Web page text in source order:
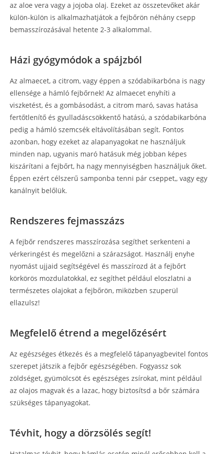
az aloe vera vagy a jojoba olaj. Ezeket az összetevőket akár
külön-külön is alkalmazhatjátok a fejbőrön néhány csepp
bemasszírozásával hetente 2-3 alkalommal.
Házi gyógymódok a spájzból
Az almaecet, a citrom, vagy éppen a szódabikarbóna is nagy
ellensége a hámló fejbőrnek! Az almaecet enyhíti a
viszketést, és a gombásodást, a citrom maró, savas hatása
fertőtlenítő és gyulladáscsökkentő hatású, a szódabikarbóna
pedig a hámló szemcsék eltávolításában segít. Fontos
azonban, hogy ezeket az alapanyagokat ne használjuk
minden nap, ugyanis maró hatásuk még jobban képes
kiszárítani a fejbőrt, ha nagy mennyiségben használjuk őket.
Éppen ezért célszerű samponba tenni pár cseppet,, vagy egy
kanálnyit belőlük.
Rendszeres fejmasszázs
A fejbőr rendszeres masszírozása segíthet serkenteni a
vérkeringést és megelőzni a szárazságot. Használj enyhe
nyomást ujjaid segítségével és masszírozd át a fejbőrt
körkörös mozdulatokkal, ez segíthet például eloszlatni a
természetes olajokat a fejbőrön, miközben szuperül
ellazulsz!
Megfelelő étrend a megelőzésért
Az egészséges étkezés és a megfelelő tápanyagbevitel fontos
szerepet játszik a fejbőr egészségében. Fogyassz sok
zöldséget, gyümölcsöt és egészséges zsírokat, mint például
az olajos magvak és a lazac, hogy biztosítsd a bőr számára
szükséges tápanyagokat.
Tévhit, hogy a dörzsölés segít!